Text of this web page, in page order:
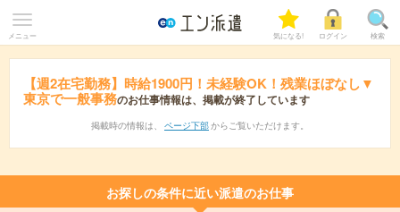
メニュー 気になる! ログイン 検索
【週2在宅勤務】時給1900円！未経験OK！残業ほぼなし▼
東京で一般事務のお仕事情報は、掲載が終了しています
掲載時の情報は、 ページ下部 からご覧いただけます。
お探しの条件に近い派遣のお仕事